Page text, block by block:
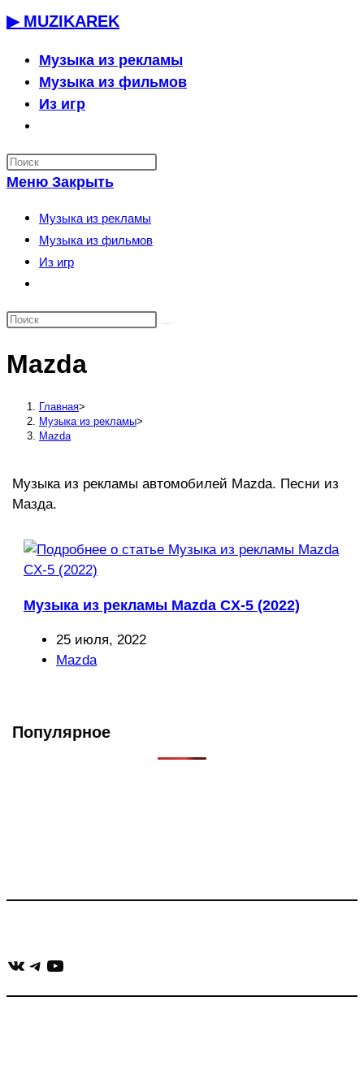
Перейти
содержимому
▶ MUZIKAREK
Музыка из рекламы
Музыка из фильмов
Из игр
по
веб-
сайту
Меню Закрыть
Музыка из рекламы
Музыка из фильмов
Из игр
по
сайту
Mazda
Главная>
Музыка из рекламы>
Mazda
Музыка из рекламы автомобилей Mazda. Песни из
Мазда.
Музыка из рекламы Mazda CX-5 (2022)
Запись
опубликована:
25 июля, 2022
Рубрика
Mazda
Популярное
ВКонтакте
Telegram
YouTube